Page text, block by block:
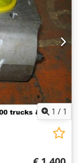
1 / 1